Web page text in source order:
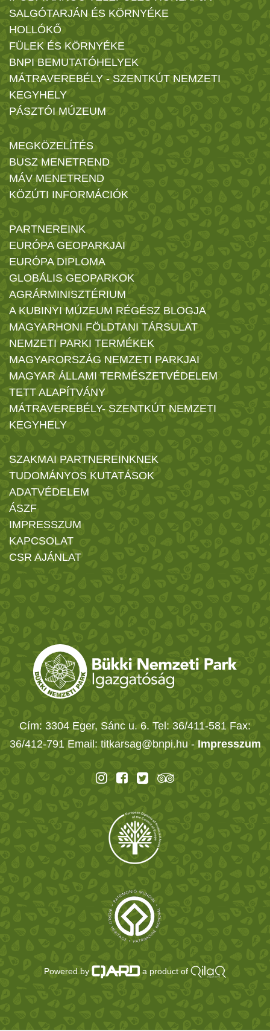
SALGÓTARJÁN ÉS KÖRNYÉKE
HOLLÓKŐ
FÜLEK ÉS KÖRNYÉKE
BNPI BEMUTATÓHELYEK
MÁTRAVEREBÉLY - SZENTKÚT NEMZETI
KEGYHELY
PÁSZTÓI MÚZEUM
MEGKÖZELÍTÉS
BUSZ MENETREND
MÁV MENETREND
KÖZÚTI INFORMÁCIÓK
PARTNEREINK
EURÓPA GEOPARKJAI
EURÓPA DIPLOMA
GLOBÁLIS GEOPARKOK
AGRÁRMINISZTÉRIUM
A KUBINYI MÚZEUM RÉGÉSZ BLOGJA
MAGYARHONI FÖLDTANI TÁRSULAT
NEMZETI PARKI TERMÉKEK
MAGYARORSZÁG NEMZETI PARKJAI
MAGYAR ÁLLAMI TERMÉSZETVÉDELEM
TETT ALAPÍTVÁNY
MÁTRAVEREBÉLY- SZENTKÚT NEMZETI
KEGYHELY
SZAKMAI PARTNEREINKNEK
TUDOMÁNYOS KUTATÁSOK
ADATVÉDELEM
ÁSZF
IMPRESSZUM
KAPCSOLAT
CSR AJÁNLAT
Cím: 3304 Eger, Sánc u. 6. Tel: 36/411-581 Fax:
36/412-791 Email: titkarsag@bnpi.hu - Impresszum
Powered by a product of